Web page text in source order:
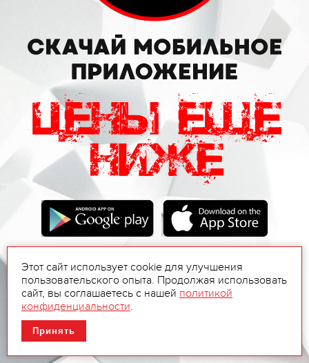
Этот сайт использует cookie для улучшения
пользовательского опыта. Продолжая использовать
сайт, вы соглашаетесь с нашей политикой
конфиденциальности.
Принять